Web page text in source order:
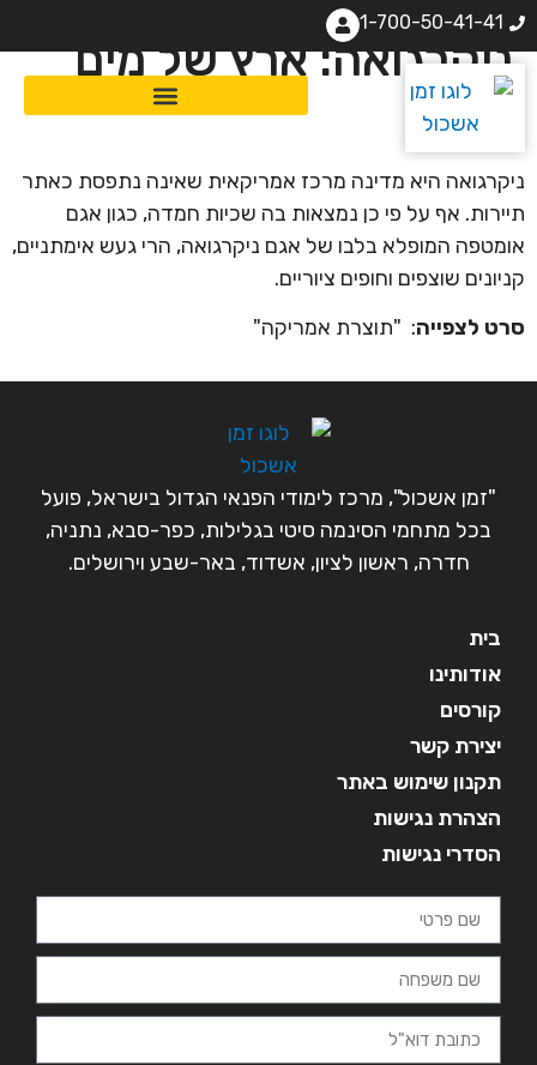
1-700-50-41-41
ניקרגואה: ארץ של מים
ואש
ניקרגואה היא מדינה מרכז אמריקאית שאינה נתפסת כאתר
תיירות. אף על פי כן נמצאות בה שכיות חמדה, כגון אגם
אומטפה המופלא בלבו של אגם ניקרגואה, הרי געש אימתניים,
קניונים שוצפים וחופים ציוריים.
סרט לצפייה: "תוצרת אמריקה"
"זמן אשכול", מרכז לימודי הפנאי הגדול בישראל, פועל
בכל מתחמי הסינמה סיטי בגלילות, כפר-סבא, נתניה,
חדרה, ראשון לציון, אשדוד, באר-שבע וירושלים.
בית
אודותינו
קורסים
יצירת קשר
תקנון שימוש באתר
הצהרת נגישות
הסדרי נגישות